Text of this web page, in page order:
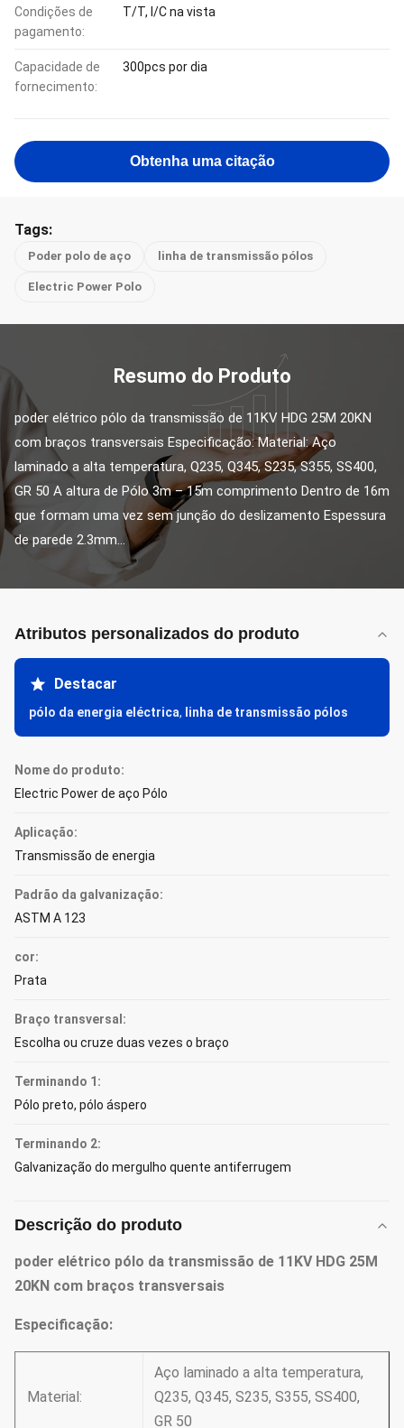
Condições de
pagamento:
T/T, l/C na vista
Capacidade de
fornecimento:
300pcs por dia
Obtenha uma citação
Tags:
Poder polo de aço linha de transmissão pólos
Electric Power Polo
Resumo do Produto
poder elétrico pólo da transmissão de 11KV HDG 25M 20KN
com braços transversais Especificação: Material: Aço
laminado a alta temperatura, Q235, Q345, S235, S355, SS400,
GR 50 A altura de Pólo 3m – 15m comprimento Dentro de 16m
que formam uma vez sem junção do deslizamento Espessura
de parede 2.3mm...
Atributos personalizados do produto
Destacar
pólo da energia eléctrica, linha de transmissão pólos
Nome do produto:
Electric Power de aço Pólo
Aplicação:
Transmissão de energia
Padrão da galvanização:
ASTM A 123
cor:
Prata
Braço transversal:
Escolha ou cruze duas vezes o braço
Terminando 1:
Pólo preto, pólo áspero
Terminando 2:
Galvanização do mergulho quente antiferrugem
Descrição do produto
poder elétrico pólo da transmissão de 11KV HDG 25M
20KN com braços transversais
Especificação:
Material:
Aço laminado a alta temperatura,
Q235, Q345, S235, S355, SS400,
GR 50